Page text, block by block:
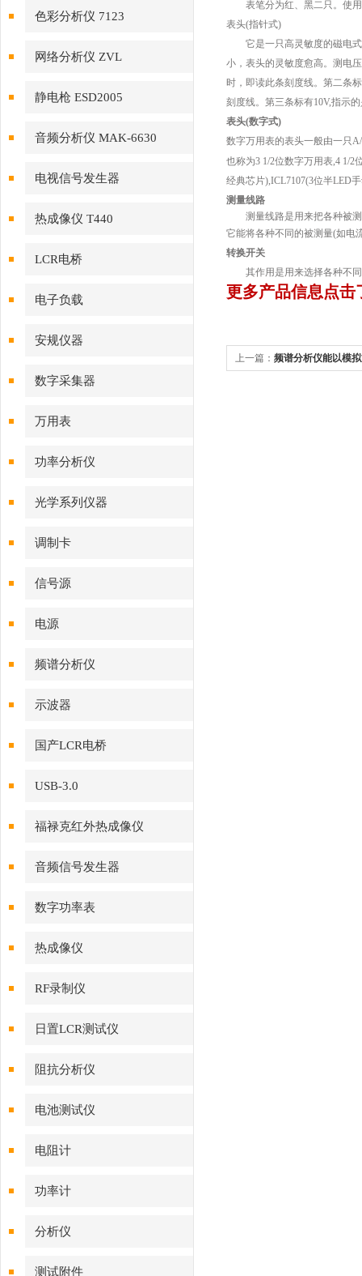
色彩分析仪 7123
网络分析仪 ZVL
静电枪 ESD2005
音频分析仪 MAK-6630
电视信号发生器
热成像仪 T440
LCR电桥
电子负载
安规仪器
数字采集器
万用表
功率分析仪
光学系列仪器
调制卡
信号源
电源
频谱分析仪
示波器
国产LCR电桥
USB-3.0
福禄克红外热成像仪
音频信号发生器
数字功率表
热成像仪
RF录制仪
日置LCR测试仪
阻抗分析仪
电池测试仪
电阻计
功率计
分析仪
测试附件
表笔分为红、黑二只。使
表头(指针式)
它是一只高灵敏度的磁电
小，表头的灵敏度愈高。测电
时，即读此条刻度线。第二条
刻度线。第三条标有10V,指示
表头(数字式)
数字万用表的表头一般由一只
也称为3 1/2位数字万用表,4 1/2
经典芯片),ICL7107(3位半LED
测量线路
测量线路是用来把各种被
它能将各种不同的被测量(如电
转换开关
其作用是用来选择各种不
更多产品信息点击
上一篇： 频谱分析仪能以模